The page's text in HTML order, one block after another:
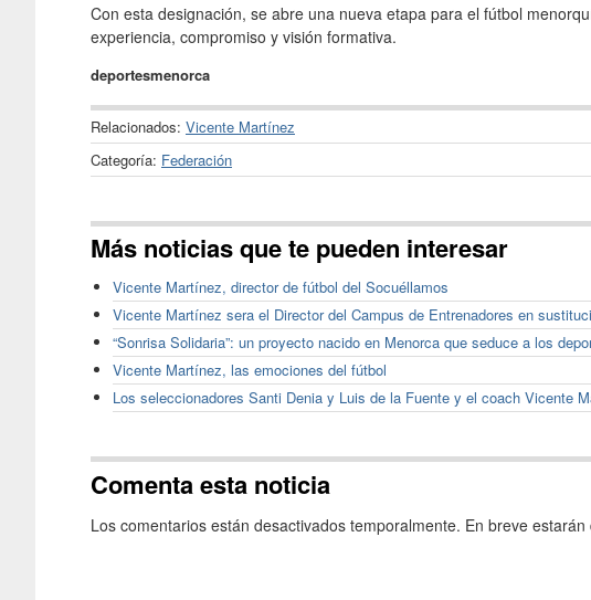
Con esta designación, se abre una nueva etapa para el fútbol
experiencia, compromiso y visión formativa.
deportesmenorca
Relacionados: Vicente Martínez
Categoría: Federación
Más noticias que te pueden interesar
Vicente Martínez, director de fútbol del Socuéllamos
Vicente Martínez sera el Director del Campus de Entrenadores en
“Sonrisa Solidaria”: un proyecto nacido en Menorca que seduce a los
Vicente Martínez, las emociones del fútbol
Los seleccionadores Santi Denia y Luis de la Fuente y el coach Vicente
Comenta esta noticia
Los comentarios están desactivados temporalmente. En breve